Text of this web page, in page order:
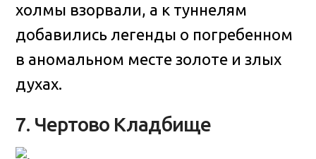
холмы взорвали, а к туннелям
добавились легенды о погребенном
в аномальном месте золоте и злых
духах.
7. Чертово Кладбище